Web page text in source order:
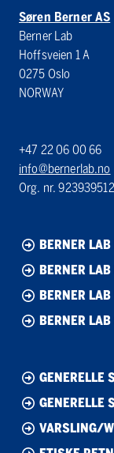
Søren Berner AS
Berner Lab
Hoffsveien 1 A
0275 Oslo
NORWAY
+47 22 06 00 66
info@bernerlab.no
Org. nr. 923939512
BERNER
BERNER
BERNER LAB
BERNER LAB
GENERELLE
GENERELLE
VARSLING/